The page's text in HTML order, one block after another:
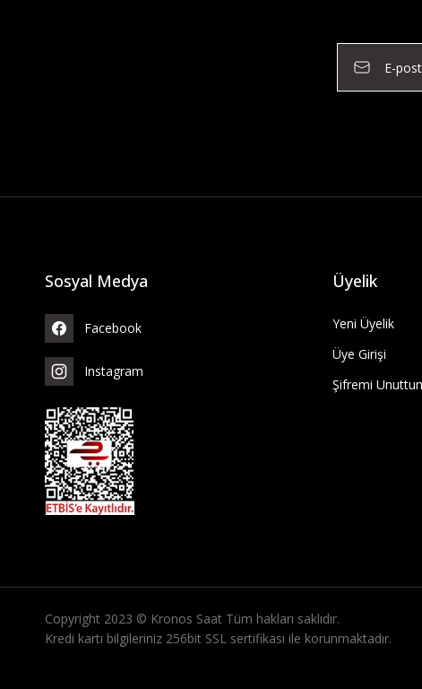
Sosyal Medya
Facebook
Instagram
Üyelik
Yeni Üyelik
Üye Girişi
Şifremi
Copyright 2023 © Kronos Saat Tüm hakları saklıdır.
Kredi kartı bilgileriniz 256bit SSL sertifikası ile korunmaktadır.